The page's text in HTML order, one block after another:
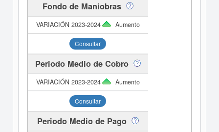
Fondo de Maniobras
Aumento
Consultar
Periodo Medio de Cobro
Aumento
Consultar
Periodo Medio de Pago